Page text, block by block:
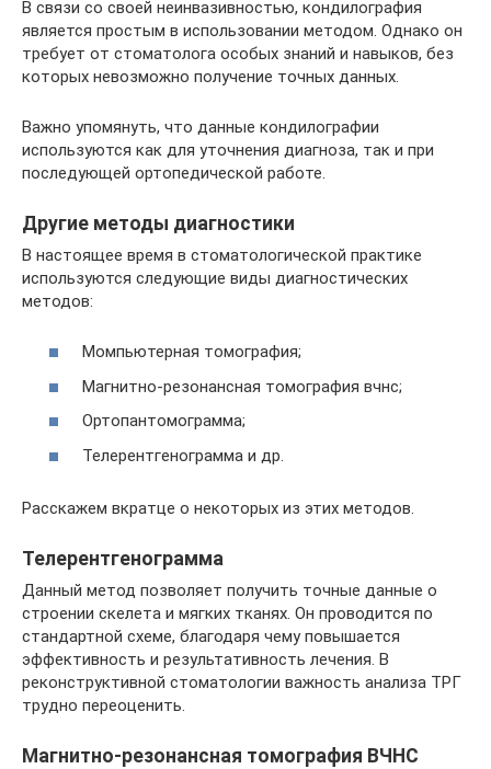
В связи со своей неинвазивностью, кондилография
является простым в использовании методом. Однако он
требует от стоматолога особых знаний и навыков, без
которых невозможно получение точных данных.
Важно упомянуть, что данные кондилографии
используются как для уточнения диагноза, так и при
последующей ортопедической работе.
Другие методы диагностики
В настоящее время в стоматологической практике
используются следующие виды диагностических
методов:
Момпьютерная томография;
Магнитно-резонансная томография вчнс;
Ортопантомограмма;
Телерентгенограмма и др.
Расскажем вкратце о некоторых из этих методов.
Телерентгенограмма
Данный метод позволяет получить точные данные о
строении скелета и мягких тканях. Он проводится по
стандартной схеме, благодаря чему повышается
эффективность и результативность лечения. В
реконструктивной стоматологии важность анализа ТРГ
трудно переоценить.
Магнитно-резонансная томография ВЧНС